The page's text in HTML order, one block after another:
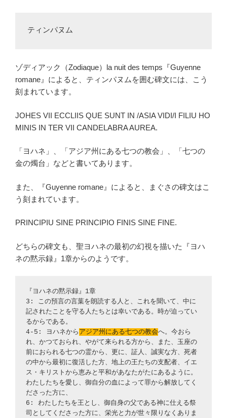
ティンパヌム
ゾディアック（Zodiaque）la nuit des temps『Guyenne
romane』によると、ティンパヌムを囲む碑文には、こう
刻まれています。
JOHES VII ECCLIIS QUE SUNT IN /ASIA VIDI/I FILIU HO
MINIS IN TER VII CANDELABRA AUREA.
「ヨハネ」、「アジア州にある七つの教会」、「七つの
金の燭台」などと書いてあります。
また、『Guyenne romane』によると、まぐさの碑文はこ
う刻まれています。
PRINCIPIU SINE PRINCIPIO FINIS SINE FINE.
どちらの碑文も、聖ヨハネの最初の幻視を描いた『ヨハ
ネの黙示録』1章からのようです。
『ヨハネの黙示録』1章
3: この預言の言葉を朗読する人と、これを聞いて、中に
記されたことを守る人たちとは幸いである。時が迫ってい
るからである。
4-5: ヨハネから アジア州にある七つの教会へ。今おら
れ、かつておられ、やがて来られる方から、また、玉座の
前におられる七つの霊から、更に、証人、誠実な方、死者
の中から最初に復活した方、地上の王たちの支配者、イエ
ス・キリストから恵みと平和があなたがたにあるように。
わたしたちを愛し、御自分の血によって罪から解放してく
ださった方に、
6: わたしたちを王とし、御自身の父である神に仕える祭
司としてくださった方に、栄光と力が世々限りなくありま